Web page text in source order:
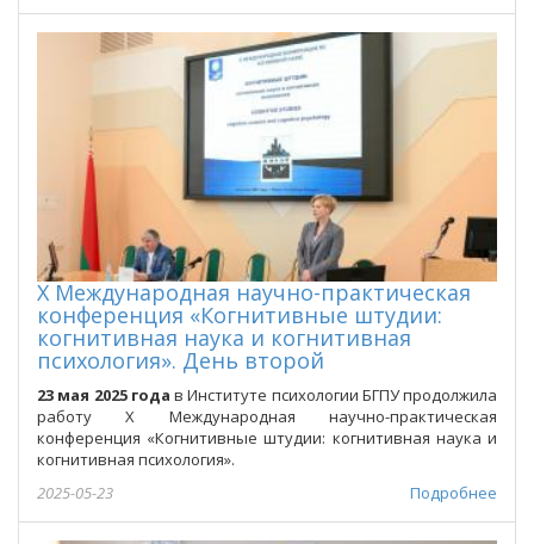
Х Международная научно-практическая
конференция «Когнитивные штудии:
когнитивная наука и когнитивная
психология». День второй
23 мая 2025 года в Институте психологии БГПУ продолжила
работу Х Международная научно-практическая
конференция «Когнитивные штудии: когнитивная наука и
когнитивная психология».
Подробнее
2025-05-23